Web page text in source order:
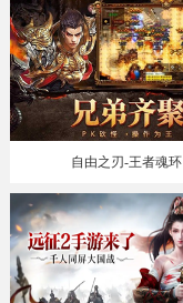
自由之刃-王者魂环